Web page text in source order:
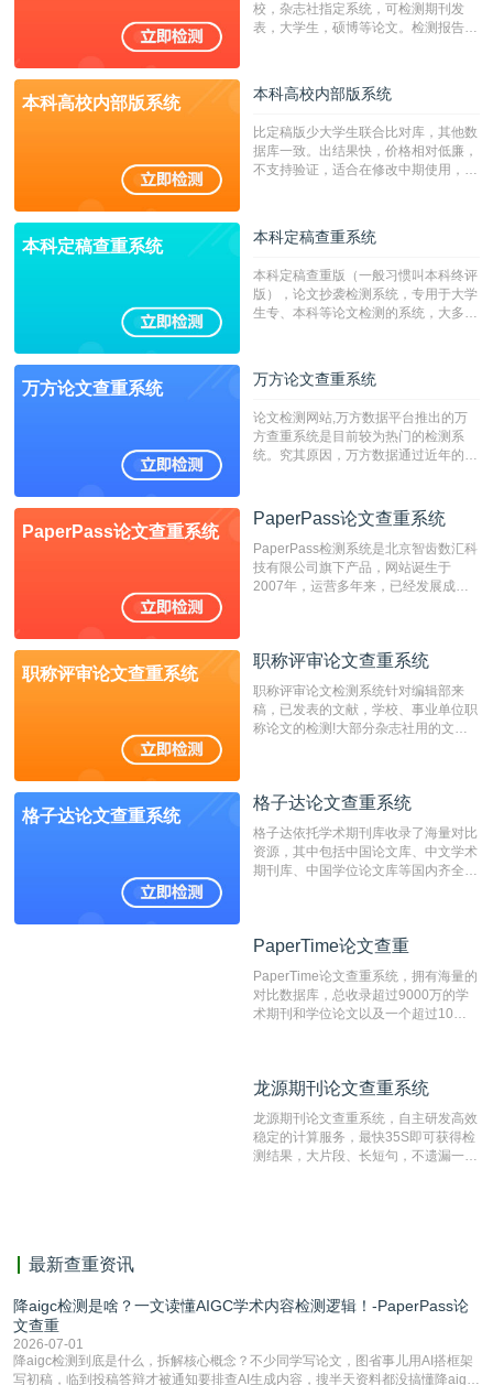
校，杂志社指定系统，可检测期刊发
表，大学生，硕博等论文。检测报告支
本科高校内部版系统 本科高校内部版系统
比定稿版少大学生联合比对库，其他数
据库一致。出结果快，价格相对低廉，
不支持验证，适合在修改中期使用，定
本科定稿查重系统 本科定稿查重系统
本科定稿查重版（一般习惯叫本科终评
版），论文抄袭检测系统，专用于大学
生专、本科等论文检测的系统，大多数
万方论文查重系统 万方论文查重系统
论文检测网站,万方数据平台推出的万
方查重系统是目前较为热门的检测系
统。究其原因，万方数据通过近年的发
检测系统，其真实性和权威性无可厚
非。其次，相对于知网而言，万方检测
费用少，上手容易，是学生初次论文查
重的推荐系统。
PaperPass论文查重系统
PaperPass论文查重系统
PaperPass检测系统是北京智齿数汇科
技有限公司旗下产品，网站诞生于
2007年，运营多年来，已经发展成为
检测速度快、精度高，市场反映良好。
职称评审论文查重系统
职称评审论文查重系统
职称评审论文检测系统针对编辑部来
稿，已发表的文献，学校、事业单位职
称论文的检测!大部分杂志社用的文献
编辑部检测来稿和已发表的文献,检测
测时注意填写第一作者,才能排除已发
表文献复制比。（限制字符数1万）
格子达论文查重系统
格子达论文查重系统
格子达依托学术期刊库收录了海量对比
资源，其中包括中国论文库、中文学术
期刊库、中国学位论文库等国内齐全的
系统，可检测中文、英文两种语言的论
PaperTime论文查重
PaperTime论文查重系统，拥有海量的
对比数据库，总收录超过9000万的学
术期刊和学位论文以及一个超过10亿
对，利用指纹索引快速而精准地在云检
有相似的片段，该项技术检测速度快、
准确率高，市场反映良好。
龙源期刊论文查重系统
龙源期刊论文查重系统，自主研发高效
稳定的计算服务，最快35S即可获得检
测结果，大片段、长短句，不遗漏一处
最新查重资讯
降aigc检测是啥？一文读懂AIGC学术内容检测逻辑！-PaperPass论
文查重
2026-07-01
降aigc检测到底是什么，拆解核心概念？不少同学写论文，图省事儿用AI搭框架
写初稿，临到投稿答辩才被通知要排查AI生成内容，搜半天资料都没搞懂降aigc